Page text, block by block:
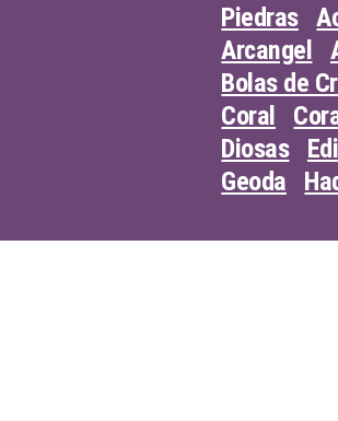
Piedras
Arcangel
Bolas de
Coral
Diosas
Geoda